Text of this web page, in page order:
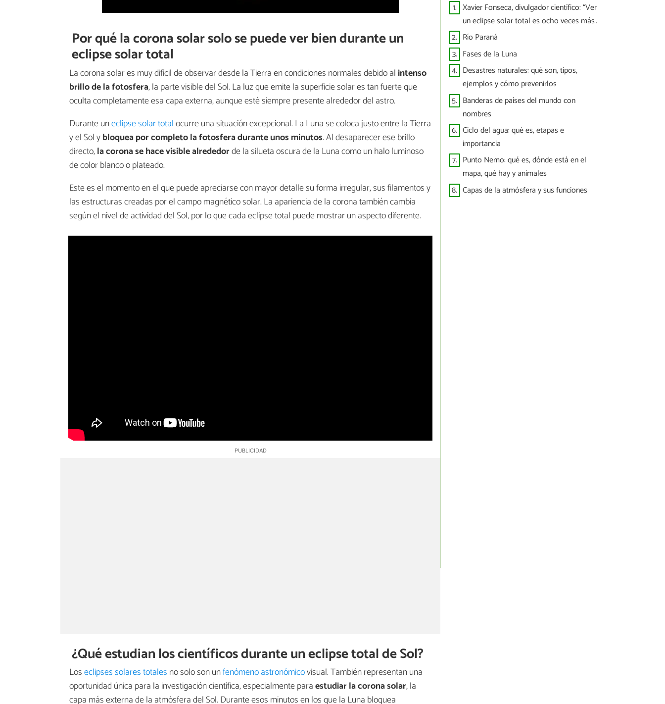
Por qué la corona solar solo se puede ver bien durante un
eclipse solar total
La corona solar es muy difícil de observar desde la Tierra en condiciones normales debido al intenso
brillo de la fotosfera, la parte visible del Sol. La luz que emite la superficie solar es tan fuerte que
oculta completamente esa capa externa, aunque esté siempre presente alrededor del astro.
Durante uneclipse solar totalocurre una situación excepcional. La Luna se coloca justo entre la Tierra
y el Sol ybloquea por completo la fotosfera durante unos minutos. Al desaparecer ese brillo
directo,la corona se hace visible alrededorde la silueta oscura de la Luna como un halo luminoso
de color blanco o plateado.
Este es el momento en el que puede apreciarse con mayor detalle su forma irregular, sus filamentos y
las estructuras creadas por el campo magnético solar. La apariencia de la corona también cambia
según el nivel de actividad del Sol, por lo que cada eclipse total puede mostrar un aspecto diferente.
¿Qué estudian los científicos durante un eclipse total de Sol?
Loseclipses solares totales no solo son unfenómeno astronómicovisual. También representan una
oportunidad única para la investigación científica, especialmente paraestudiar la corona solar, la
capa más externa de la atmósfera del Sol. Durante esos minutos en los que la Luna bloquea
1. Xavier Fonseca, divulgador científico: “Ver
un eclipse solar total es ocho veces más
difícil que ver a España ganar un Mundial”
2. Río Paraná
3. Fases de la Luna
4. Desastres naturales: qué son, tipos,
ejemplos y cómo prevenirlos
5. Banderas de países del mundo con
nombres
6. Ciclo del agua: qué es, etapas e
importancia
7. Punto Nemo: qué es, dónde está en el
mapa, qué hay y animales
8. Capas de la atmósfera y sus funciones